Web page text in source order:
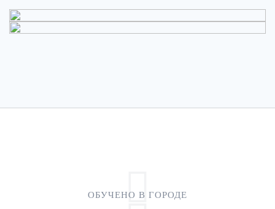
ОБУЧЕНО В ГОРОДЕ